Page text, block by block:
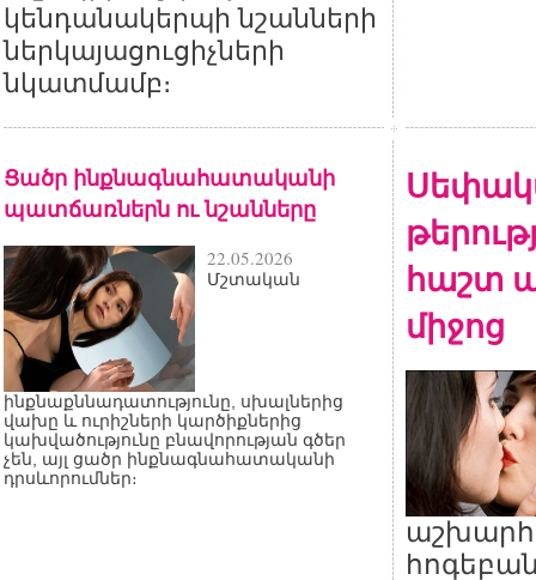
կենդանակերպի նշանների
ներկայացուցիչների
նկատմամբ։
Ցածր ինքնագնահատականի
պատճառներն ու նշանները
22.05.2026
Մշտական
ինքնաքննադատությունը, սխալներից
վախը և ուրիշների կարծիքներից
կախվածությունը բնավորության գծեր
չեն, այլ ցածր ինքնագնահատականի
դրսևորումներ։
հաշտ
միջոց